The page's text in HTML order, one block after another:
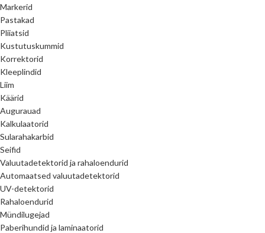
Markerid
Pastakad
Pliiatsid
Kustutuskummid
Korrektorid
Kleeplindid
Liim
Käärid
Augurauad
Kalkulaatorid
Sularahakarbid
Seifid
Valuutadetektorid ja rahaloendurid
Automaatsed valuutadetektorid
UV-detektorid
Rahaloendurid
Mündilugejad
Paberihundid ja laminaatorid